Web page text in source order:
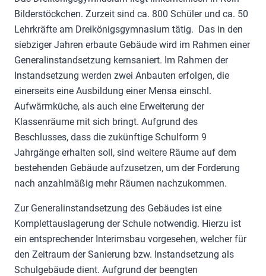
Bilderstöckchen. Zurzeit sind ca. 800 Schüler und ca. 50
Lehrkräfte am Dreikönigsgymnasium tätig. Das in den
siebziger Jahren erbaute Gebäude wird im Rahmen einer
Generalinstandsetzung kernsaniert. Im Rahmen der
Instandsetzung werden zwei Anbauten erfolgen, die
einerseits eine Ausbildung einer Mensa einschl.
Aufwärmküche, als auch eine Erweiterung der
Klassenräume mit sich bringt. Aufgrund des
Beschlusses, dass die zukünftige Schulform 9
Jahrgänge erhalten soll, sind weitere Räume auf dem
bestehenden Gebäude aufzusetzen, um der Forderung
nach anzahlmäßig mehr Räumen nachzukommen.
Zur Generalinstandsetzung des Gebäudes ist eine
Komplettauslagerung der Schule notwendig. Hierzu ist
ein entsprechender Interimsbau vorgesehen, welcher für
den Zeitraum der Sanierung bzw. Instandsetzung als
Schulgebäude dient. Aufgrund der beengten